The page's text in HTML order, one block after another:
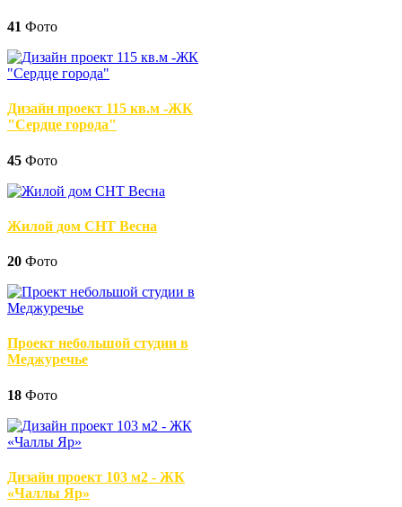
41 Фото
Дизайн проект 115 кв.м -ЖК
"Сердце города"
45 Фото
Жилой дом СНТ Весна
20 Фото
Проект небольшой студии в
Меджуречье
18 Фото
Дизайн проект 103 м2 - ЖК
«Чаллы Яр»